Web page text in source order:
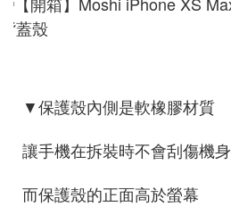
▼保護殼內側是軟橡膠材質
讓手機在拆裝時不會刮傷機身
而保護殼的正面高於螢幕